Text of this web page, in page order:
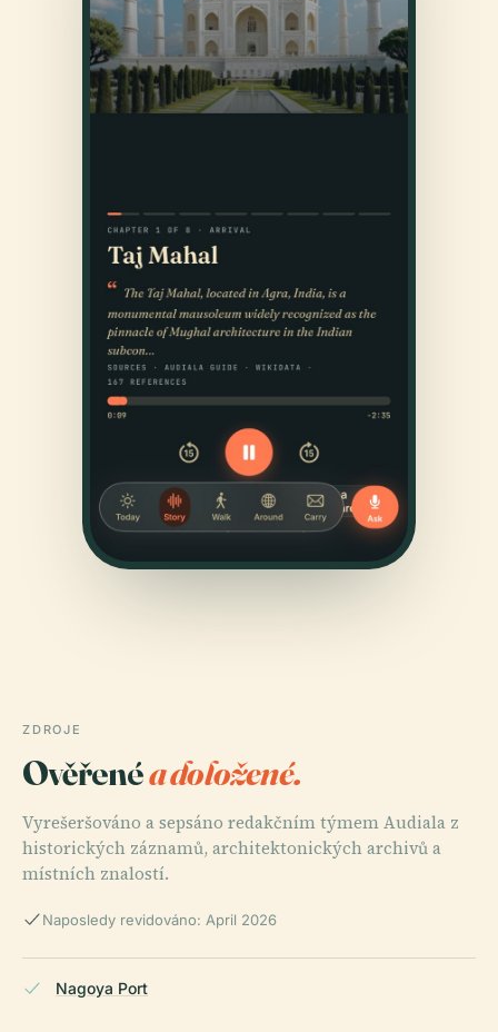
ZDROJE
Ověřenéa doložené.
Vyrešeršováno a sepsáno redakčním týmem Audiala z
historických záznamů, architektonických archivů a
místních znalostí.
Naposledy revidováno: April 2026
Nagoya Port